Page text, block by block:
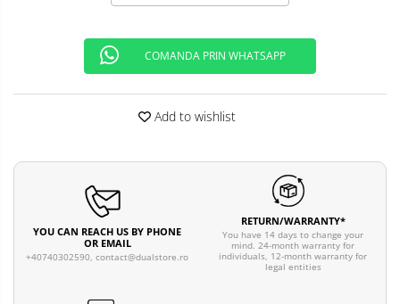
COMANDA PRIN WHATSAPP
Add to wishlist
YOU CAN REACH US BY PHONE
OR EMAIL
+40740302590, contact@dualstore.ro
RETURN/WARRANTY*
You have 14 days to change your
mind. 24-month warranty for
individuals, 12-month warranty for
legal entities